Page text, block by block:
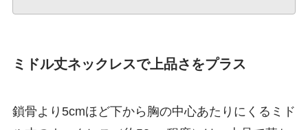
ミドル丈ネックレスで上品さをプラス
鎖骨より5cmほど下から胸の中心あたりにくるミド